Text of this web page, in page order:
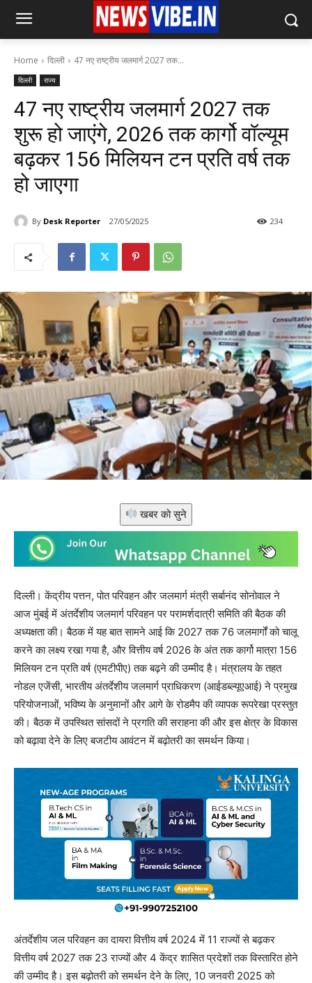
Home दिल्ली 47 नए राष्ट्रीय जलमार्ग 2027 तक...
दिल्ली राज्य
47 नए राष्ट्रीय जलमार्ग 2027 तक
शुरू हो जाएंगे, 2026 तक कार्गो वॉल्यूम
बढ़कर 156 मिलियन टन प्रति वर्ष तक
हो जाएगा
By Desk Reporter 27/05/2025 234
खबर को सुने
दिल्ली। केंद्रीय पत्तन, पोत परिवहन और जलमार्ग मंत्री सर्बानंद सोनोवाल ने
आज मुंबई में अंतर्देशीय जलमार्ग परिवहन पर परामर्शदात्री समिति की बैठक की
अध्यक्षता की। बैठक में यह बात सामने आई कि 2027 तक 76 जलमार्गों को चालू
करने का लक्ष्य रखा गया है, और वित्तीय वर्ष 2026 के अंत तक कार्गो मात्रा 156
मिलियन टन प्रति वर्ष (एमटीपीए) तक बढ़ने की उम्मीद है। मंत्रालय के तहत
नोडल एजेंसी, भारतीय अंतर्देशीय जलमार्ग प्राधिकरण (आईडब्ल्यूएआई) ने प्रमुख
परियोजनाओं, भविष्य के अनुमानों और आगे के रोडमैप की व्यापक रूपरेखा प्रस्तुत
की। बैठक में उपस्थित सांसदों ने प्रगति की सराहना की और इस क्षेत्र के विकास
को बढ़ावा देने के लिए बजटीय आवंटन में बढ़ोतरी का समर्थन किया।
अंतर्देशीय जल परिवहन का दायरा वित्तीय वर्ष 2024 में 11 राज्यों से बढ़कर
वित्तीय वर्ष 2027 तक 23 राज्यों और 4 केंद्र शासित प्रदेशों तक विस्तारित होने
की उम्मीद है। इस बढ़ोतरी को समर्थन देने के लिए, 10 जनवरी 2025 को